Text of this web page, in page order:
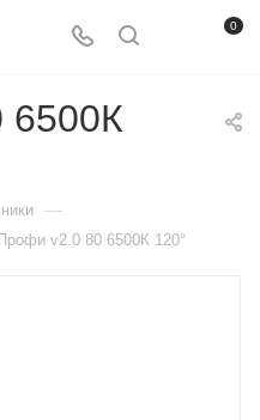
0
6500К
—
Профи v2.0 80 6500К 120°